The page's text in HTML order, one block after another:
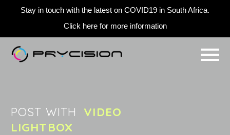
Stay in touch with the latest on COVID19 in South Africa.
Click here for more information
POST WITH
VIDEO
LIGHTBOX